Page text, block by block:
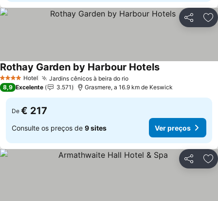
Partilhar
4 EstrelasHotel Jardins cênicos à beira do rio
Rothay Garden by Harbour Hotels
8,9 Excelente 3.571 Grasmere, a 16.9 km de Keswick
De € 217
Consulte os preços de 9 sites Ver preços
Partilhar